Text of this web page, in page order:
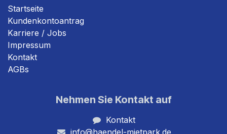
Startseite
Kundenkontoantrag
Karriere / Jobs
Impressum
Kontakt
AGBs
Nehmen Sie Kontakt auf
Kontakt